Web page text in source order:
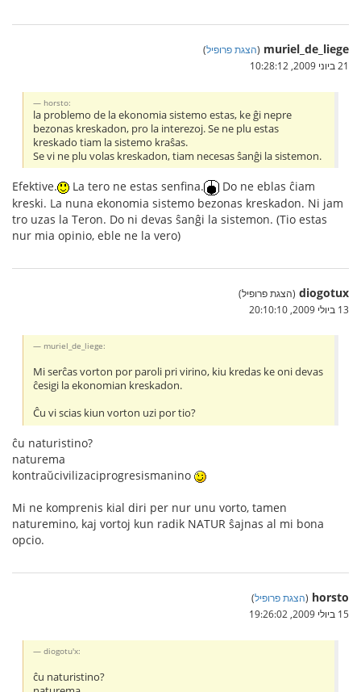
muriel_de_liege
(הצגת פרופיל)
21 ביוני 2009, 10:28:12
horsto:
la problemo de la ekonomia sistemo estas, ke ĝi nepre
bezonas kreskadon, pro la interezoj. Se ne plu estas
kreskado tiam la sistemo kraŝas.
Se vi ne plu volas kreskadon, tiam necesas ŝanĝi la sistemon.
Efektive. La tero ne estas senfina.
Do ne eblas ĉiam
kreski. La nuna ekonomia sistemo bezonas kreskadon. Ni jam
tro uzas la Teron. Do ni devas ŝanĝi la sistemon. (Tio estas
nur mia opinio, eble ne la vero)
diogotux (הצגת פרופיל)
13 ביולי 2009, 20:10:10
muriel_de_liege:
Mi serĉas vorton por paroli pri virino, kiu kredas ke oni devas
ĉesigi la ekonomian kreskadon.
Ĉu vi scias kiun vorton uzi por tio?
ĉu naturistino?
naturema
kontraŭcivilizaciprogresismanino
Mi ne komprenis kial diri per nur unu vorto, tamen
naturemino, kaj vortoj kun radik NATUR ŝajnas al mi bona
opcio.
horsto
(הצגת פרופיל)
15 ביולי 2009, 19:26:02
diogotu'x:
ĉu naturistino?